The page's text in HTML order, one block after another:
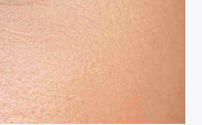
Хотя
даже самые
результат. А
него можно